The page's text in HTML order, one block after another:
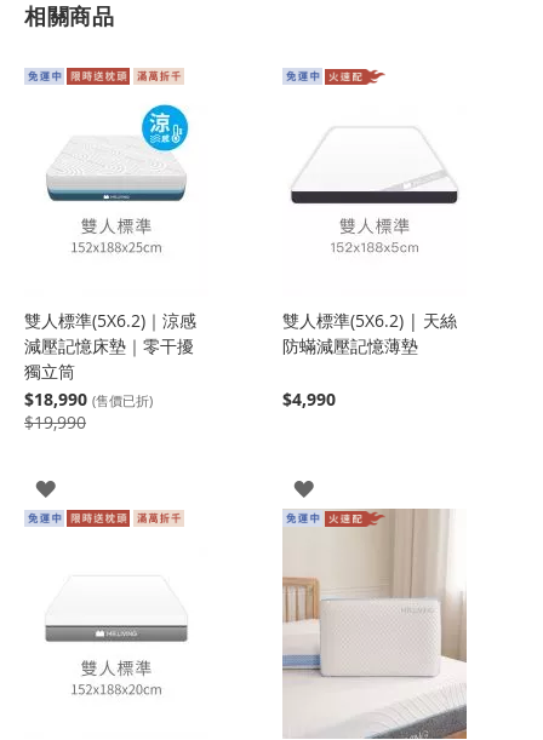
相關商品
雙人標準(5X6.2)｜涼感
減壓記憶床墊｜零干擾
獨立筒
$18,990 (售價已折)
$19,990
登
入
雙人標準(5X6.2) | 天絲
防蟎減壓記憶薄墊
$4,990
登
入